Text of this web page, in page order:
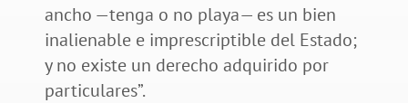
ancho —tenga o no playa— es un bien
inalienable e imprescriptible del Estado;
y no existe un derecho adquirido por
particulares”.